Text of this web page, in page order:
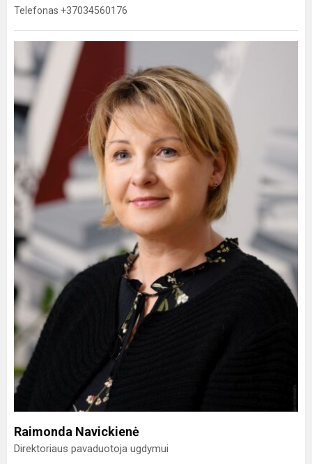
Telefonas +37034560176
Raimonda Navickienė
Direktoriaus pavaduotoja ugdymui